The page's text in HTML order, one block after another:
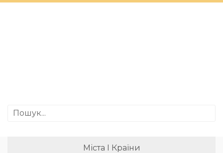
Міста І Країни